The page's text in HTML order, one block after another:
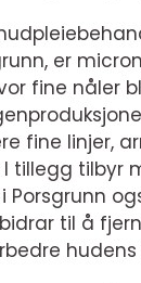
er
fine nåler
fine linjer,
tillegg tilbyr
Porsgrunn
til å